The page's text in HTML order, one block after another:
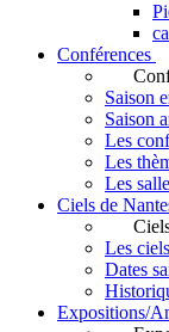
Conférences
Saison
Saison
Les
Les
Les
Ciels de
Les
Dates
Expositions/